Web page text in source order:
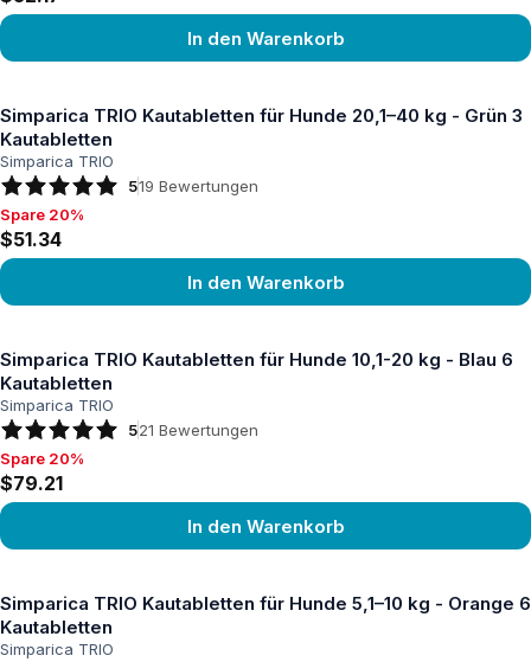
In den Warenkorb
Simparica TRIO Kautabletten für Hunde 20,1–40 kg - Grün 3
Kautabletten
Simparica TRIO
519 Bewertungen
Spare 20%, $51.34
Spare 20%
$51.34
In den Warenkorb
Simparica TRIO Kautabletten für Hunde 10,1-20 kg - Blau 6
Kautabletten
Simparica TRIO
521 Bewertungen
Spare 20%, $79.21
Spare 20%
$79.21
In den Warenkorb
Simparica TRIO Kautabletten für Hunde 5,1–10 kg - Orange 6
Kautabletten
Simparica TRIO